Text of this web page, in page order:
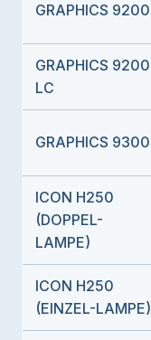
GRAPHICS 9200
GRAPHICS 9200
LC
GRAPHICS 9300
ICON H250
(DOPPEL-
LAMPE)
ICON H250
(EINZEL-LAMPE)